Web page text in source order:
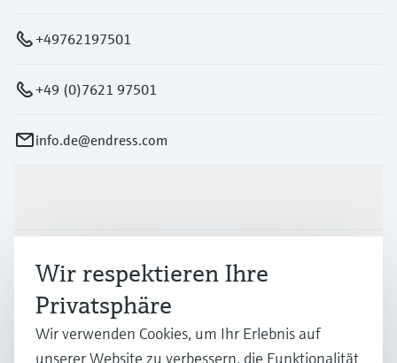
+49762197501
+49 (0)7621 97501
info.de@endress.com
Branchen
Support
Wir respektieren Ihre
Privatsphäre
Wir verwenden Cookies, um Ihr Erlebnis auf
unserer Website zu verbessern, die Funktionalität